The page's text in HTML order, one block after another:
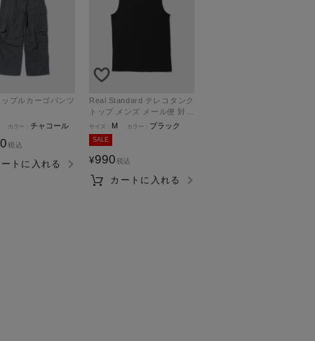
チャコール
税込
ートに入れる
Real Standard テレコタンク
トップ メンズ メール便 対応
商品
M ブラック
SALE
¥990税込
カートに入れる